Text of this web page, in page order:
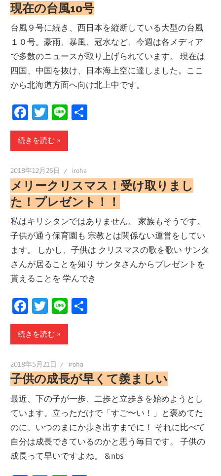
現在の台風10号
台風９号に続き、西日本を縦断している大型の台風
１０号。豪雨、暴風、冠水など、今週は各メディア
で多数のニュースが取り上げられています。 現在は
四国、中国を抜け、日本海上空に達しました。ここ
から北海道方面へ向け北上中です。
Facebook
Twitter
Line
続きを読む
2018年12月25日 iroha
メリークリスマス！受け取りまし
た！プレゼント！！
私はキリシタンではありません。 家族もそうです。
子供が通う保育園も 宗教とは関係ない運営をしてい
ます。 しかし、子供は クリスマスの歌を歌い サンタ
さんが居ることを知り サンタさんからプレゼントを
貰えることを 学んでき
Facebook
Twitter
Line
続きを読む
2018年5月21日 iroha
子供の成長が早くて羨ましい
最近、下の子が一歩、二歩と立歩きを始めようとし
ています。立っただけで「すご〜い！」と褒めてた
のに、いつのまにか歩き出すまでに！ それに比べて
自分は成長できているのかと思う毎日です。 子供の
成長って早いですよね。 &nbs